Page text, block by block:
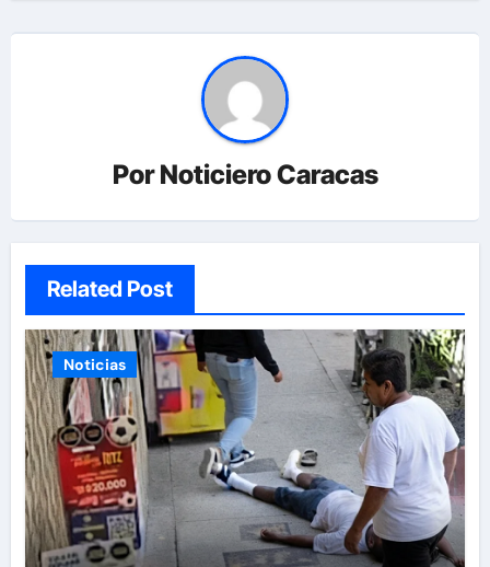
PorNoticiero Caracas
Related Post
Noticias